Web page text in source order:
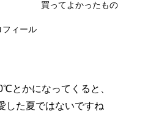
買ってよかったもの
フィール
とかになってくると、
した夏ではないですね